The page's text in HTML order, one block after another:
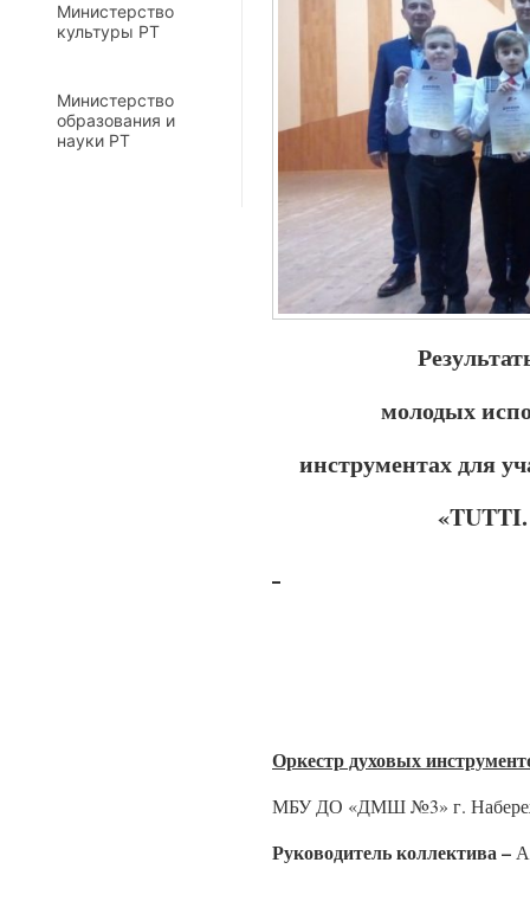
молодых
инструментах для
«TUTTI.
Оркестр духовых
МБУ ДО «ДМШ №3» г.
Руководитель коллектива –
Министерство
культуры РТ
Министерство
образования и
науки РТ